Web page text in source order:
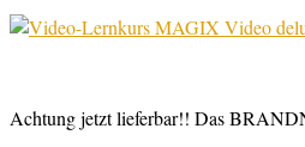
Achtung jetzt lieferbar!! Das